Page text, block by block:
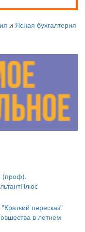
и Ясная бухгалтерия
(проф).
пересказ"
в летнем